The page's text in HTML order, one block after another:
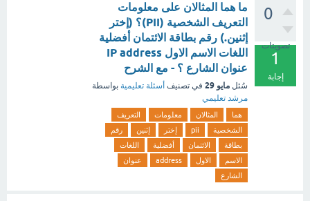
0
تصويتات
1
إجابة
ما هما المثالان على معلومات
التعريف الشخصية (PII)؟ (إختر
إثنين.) رقم بطاقة الائتمان أفضلية
اللغات الاسم الاول IP address
عنوان الشارع ؟ - مع الشرح
سُئل مايو 29 في تصنيف أسئلة تعليمية بواسطة
مرشد تعليمي
هما المثالان معلومات
التعريف
الشخصية
pii إختر إثنين
رقم
بطاقة
الائتمان أفضلية
اللغات
الاسم
الاول address
عنوان
الشارع